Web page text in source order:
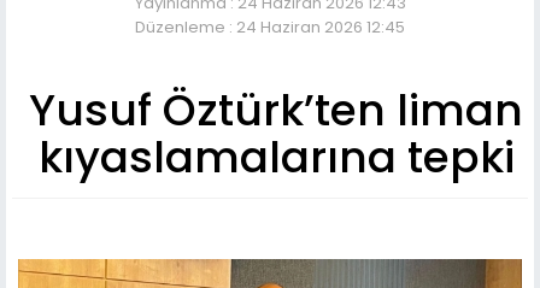
Düzenleme : 24 Haziran 2026 12:45
Yusuf Öztürk’ten liman
kıyaslamalarına tepki